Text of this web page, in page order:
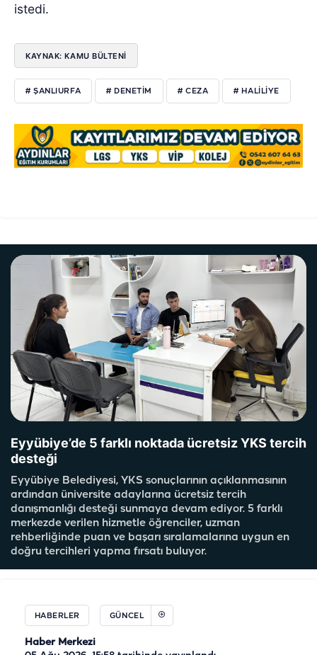
istedi.
KAYNAK: KAMU BÜLTENİ
# ŞANLIURFA # DENETIM # CEZA # HALILIYE
Eyyübiye’de 5 farklı noktada ücretsiz YKS tercih
desteği
Eyyübiye Belediyesi, YKS sonuçlarının açıklanmasının
ardından üniversite adaylarına ücretsiz tercih
danışmanlığı desteği sunmaya devam ediyor. 5 farklı
merkezde verilen hizmetle öğrenciler, uzman
rehberliğinde puan ve başarı sıralamalarına uygun en
doğru tercihleri yapma fırsatı buluyor.
HABERLER GÜNCEL
Haber Merkezi